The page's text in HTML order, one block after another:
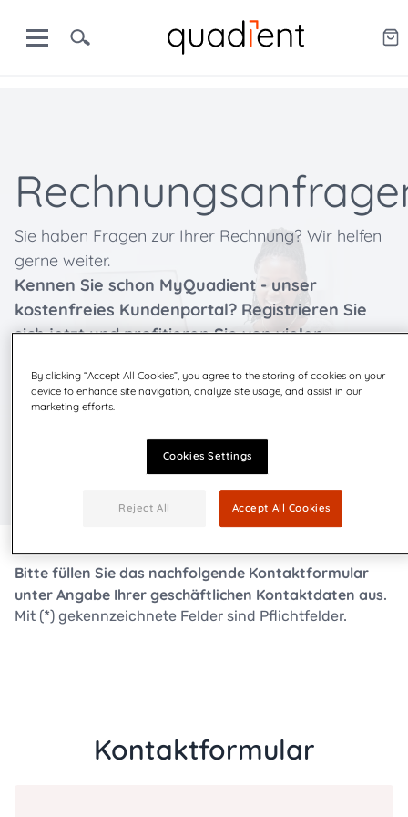
Sie haben Fragen zur Ihrer Rechnung? Wir helfen
gerne weiter.
Kennen Sie schon MyQuadient - unser
kostenfreies Kundenportal? Registrieren Sie
sich jetzt und profitieren Sie von vielen
Bitte füllen Sie das nachfolgende Kontaktformular
unter Angabe Ihrer geschäftlichen Kontaktdaten aus.
Mit (*) gekennzeichnete Felder sind Pflichtfelder.
Kontaktformular
By clicking “Accept All Cookies”, you agree to the storing of cookies on your
device to enhance site navigation, analyze site usage, and assist in our
marketing efforts.
Cookies Settings
Reject All Accept All Cookies